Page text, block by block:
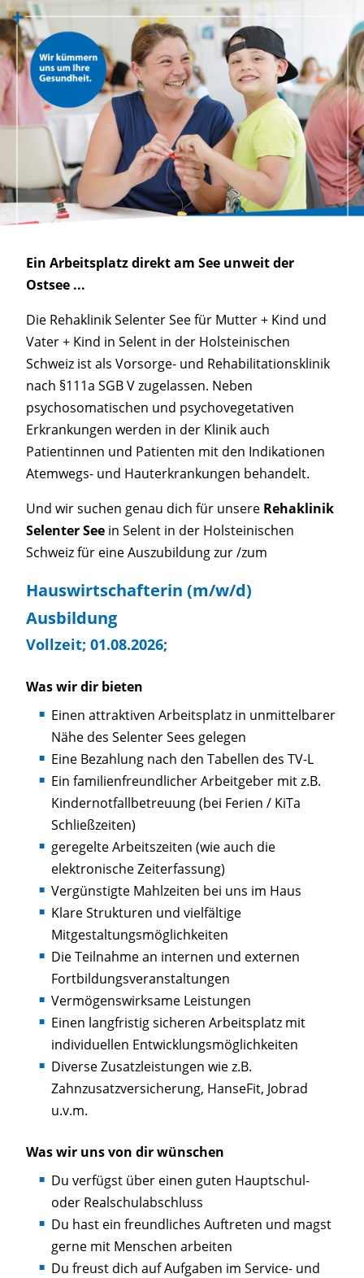
Ein Arbeitsplatz direkt am See unweit der
Ostsee ...
Die Rehaklinik Selenter See für Mutter + Kind und
Vater + Kind in Selent in der Holsteinischen
Schweiz ist als Vorsorge- und Rehabilitationsklinik
nach §111a SGB V zugelassen. Neben
psychosomatischen und psychovegetativen
Erkrankungen werden in der Klinik auch
Patientinnen und Patienten mit den Indikationen
Atemwegs- und Hauterkrankungen behandelt.
Und wir suchen genau dich für unsere Rehaklinik
Selenter See in Selent in der Holsteinischen
Schweiz für eine Auszubildung zur /zum
Hauswirtschafterin (m/w/d)
Ausbildung
Vollzeit; 01.08.2026;
Was wir dir bieten
Einen attraktiven Arbeitsplatz in unmittelbarer
Nähe des Selenter Sees gelegen
Eine Bezahlung nach den Tabellen des TV-L
Ein familienfreundlicher Arbeitgeber mit z.B.
Kindernotfallbetreuung (bei Ferien / KiTa
Schließzeiten)
geregelte Arbeitszeiten (wie auch die
elektronische Zeiterfassung)
Vergünstigte Mahlzeiten bei uns im Haus
Klare Strukturen und vielfältige
Mitgestaltungsmöglichkeiten
Die Teilnahme an internen und externen
Fortbildungsveranstaltungen
Vermögenswirksame Leistungen
Einen langfristig sicheren Arbeitsplatz mit
individuellen Entwicklungsmöglichkeiten
Diverse Zusatzleistungen wie z.B.
Zahnzusatzversicherung, HanseFit, Jobrad
u.v.m.
Was wir uns von dir wünschen
Du verfügst über einen guten Hauptschul-
oder Realschulabschluss
Du hast ein freundliches Auftreten und magst
gerne mit Menschen arbeiten
Du freust dich auf Aufgaben im Service- und